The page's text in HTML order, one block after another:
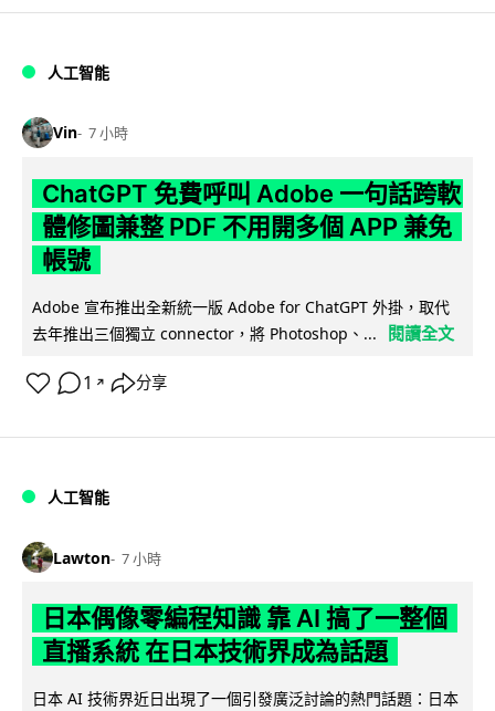
人工智能
Vin 7 小時
ChatGPT 免費呼叫 Adobe 一句話跨軟
體修圖兼整 PDF 不用開多個 APP 兼免
帳號
Adobe 宣布推出全新統一版 Adobe for ChatGPT 外掛，取代
去年推出三個獨立 connector，將 Photoshop、...
閱讀全文
1 ↗ 分享
人工智能
Lawton 7 小時
日本偶像零編程知識 靠 AI 搞了一整個
直播系統 在日本技術界成為話題
日本 AI 技術界近日出現了一個引發廣泛討論的熱門話題：日本